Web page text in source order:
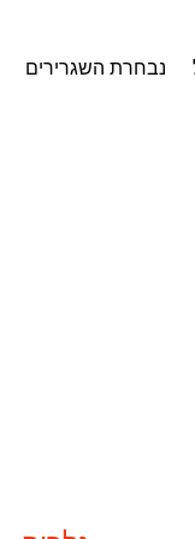
נבחרת השגרירים